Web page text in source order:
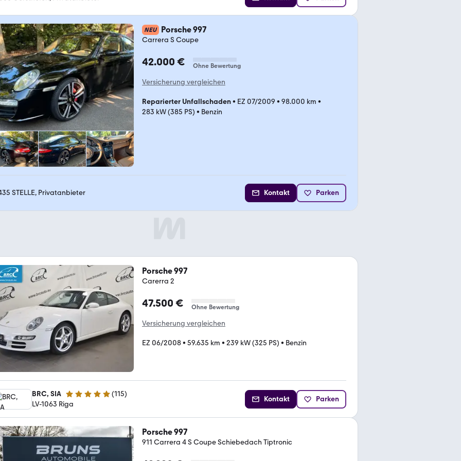
NEU Porsche 997
Carrera S Coupe
42.000 € Ohne Bewertung
Versicherung vergleichen
Reparierter Unfallschaden• EZ 07/2009 • 98.000 km •
283 kW (385 PS) • Benzin
STELLE, Privatanbieter Kontakt Parken
Porsche 997
Carerra 2
47.500 € Ohne Bewertung
Versicherung vergleichen
EZ 06/2008• 59.635 km • 239 kW (325 PS) • Benzin
BRC, SIA 5 Sterne (115)
LV-1063 Riga
Kontakt Parken
Porsche 997
911 Carrera 4 S Coupe Schiebedach Tiptronic